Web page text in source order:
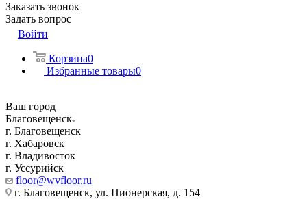
Заказать звонок
Задать вопрос
Войти
Корзина0
Избранные товары0
Ваш город
Благовещенск
г. Благовещенск
г. Хабаровск
г. Владивосток
г. Уссурийск
floor@wvfloor.ru
г. Благовещенск, ул. Пионерская, д. 154